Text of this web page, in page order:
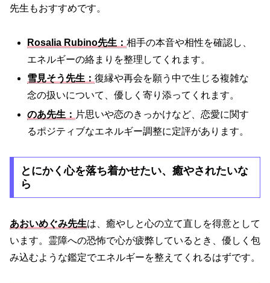
先生もおすすめです。
Rosalia Rubino先生：相手の本音や相性を確認し、
エネルギーの絡まりを整理してくれます。
雪見そう先生：復縁や再会を願う中で生じる複雑な
念の扱いについて、優しく寄り添ってくれます。
のあ先生： 片思いや恋のきっかけなど、恋愛に関す
るポジティブなエネルギー調整に定評があります。
とにかく心を落ち着かせたい、癒やされたいな
ら
あおいめぐみ先生は、癒やしと心の立て直しを得意として
います。霊障への恐怖で心が疲弊しているとき、優しく包
み込むような鑑定でエネルギーを整えてくれるはずです。